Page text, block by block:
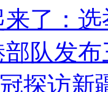
了：
队发
探访新